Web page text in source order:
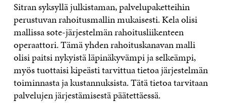
Sitran syksyllä julkistaman, palvelupaketteihin
perustuvan rahoitusmallin mukaisesti. Kela olisi
mallissa sote-järjestelmän rahoitusliikenteen
operaattori. Tämä yhden rahoituskanavan malli
olisi paitsi nykyistä läpinäkyvämpi ja selkeämpi,
myös tuottaisi kipeästi tarvittua tietoa järjestelmän
toiminnasta ja kustannuksista. Tätä tietoa tarvitaan
palvelujen järjestämisestä päätettäessä.